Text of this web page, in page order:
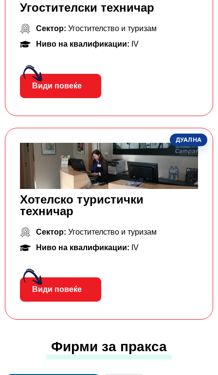
Угостителски техничар
Сектор: Угостителство и туризам
Ниво на квалификации: IV
Види повеќе
ДУАЛНА
Хотелско туристички
техничар
Сектор: Угостителство и туризам
Ниво на квалификации: IV
Види повеќе
Фирми за пракса